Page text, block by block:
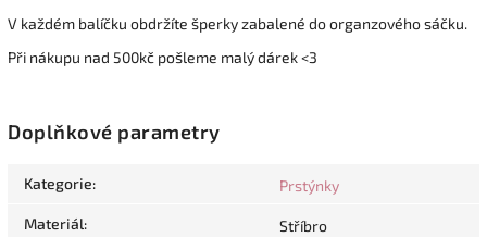
V každém balíčku obdržíte šperky zabalené do organzového sáčku.
Při nákupu nad 500kč pošleme malý dárek <3
Doplňkové parametry
Kategorie: Prstýnky
Materiál: Stříbro